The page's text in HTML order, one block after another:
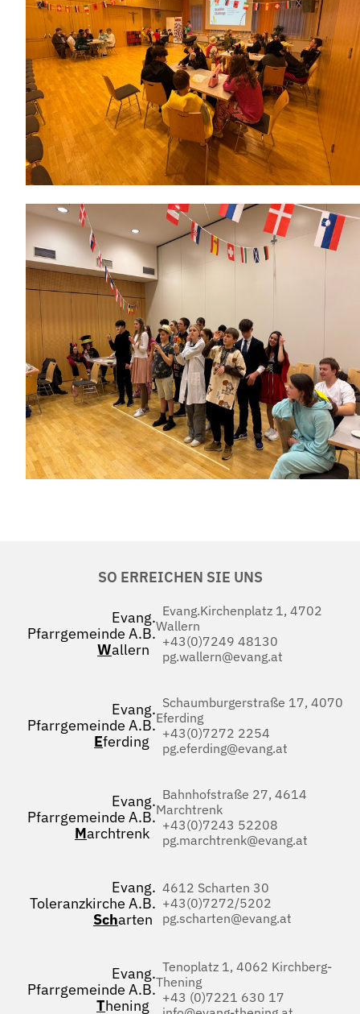
SO ERREICHEN SIE UNS
Evang.
Pfarrgemeinde A.B.
Wallern
Evang.Kirchenplatz 1, 4702
Wallern
+43(0)7249 48130
pg.wallern@evang.at
Evang.
Pfarrgemeinde A.B.
Eferding
Schaumburgerstraße 17, 4070
Eferding
+43(0)7272 2254
pg.eferding@evang.at
Evang.
Pfarrgemeinde A.B.
Marchtrenk
Bahnhofstraße 27, 4614
Marchtrenk
+43(0)7243 52208
pg.marchtrenk@evang.at
Evang.
Toleranzkirche A.B.
Scharten
4612 Scharten 30
+43(0)7272/5202
pg.scharten@evang.at
Evang.
Pfarrgemeinde A.B.
Thening
Tenoplatz 1, 4062 Kirchberg-
Thening
+43 (0)7221 630 17